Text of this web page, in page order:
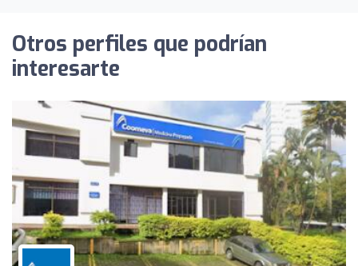
Otros perfiles que podrían
interesarte